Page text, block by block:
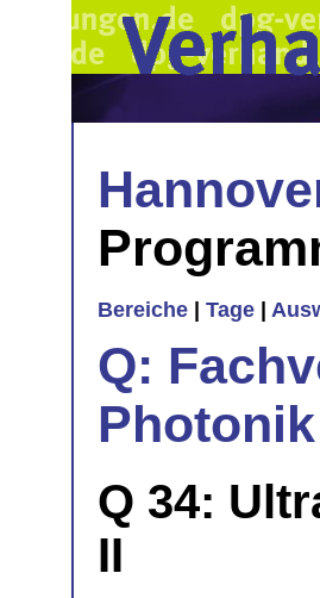
Bereiche Tage
Q:
Photonik
Q 34:
II